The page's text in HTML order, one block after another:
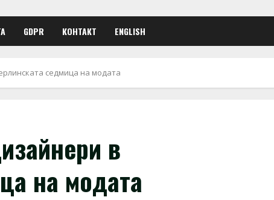
GDPR КОНТАКТ ENGLISH
седмица на модата
в
на модата